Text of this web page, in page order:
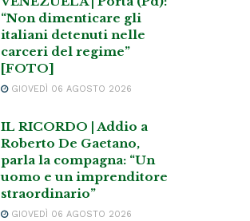
“Non dimenticare gli
italiani detenuti nelle
carceri del regime”
[FOTO]
GIOVEDÌ 06 AGOSTO 2026
IL RICORDO | Addio a
Roberto De Gaetano,
parla la compagna: “Un
uomo e un imprenditore
straordinario”
GIOVEDÌ 06 AGOSTO 2026